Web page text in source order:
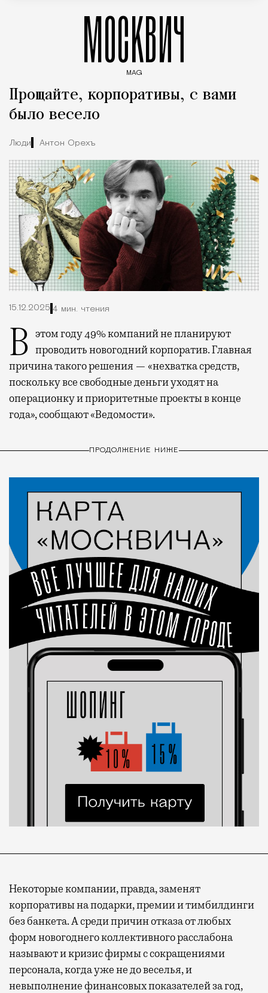
МОСКВИЧ
MAG
Прощайте, корпоративы, с вами
было весело
Люди Антон Орехъ
15.12.2025 4 мин. чтения
В этом году 49% компаний не планируют проводить новогодний корпоратив. Главная
причина такого решения — «нехватка средств,
поскольку все свободные деньги уходят на
операционку и приоритетные проекты в конце
года», сообщают «Ведомости».
ПРОДОЛЖЕНИЕ НИЖЕ
Некоторые компании, правда, заменят
корпоративы на подарки, премии и тимбилдинги
без банкета. А среди причин отказа от любых
форм новогоднего коллективного расслабона
называют и кризис фирмы с сокращениями
персонала, когда уже не до веселья, и
невыполнение финансовых показателей за год,